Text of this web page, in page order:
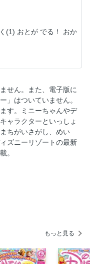
(1) おとが でる！ おか
みこうさく「ショッ
で あそぼう！
ルに おおさわぎ！
の女王』こおりの お
せん。また、電子版に
はついていません。
す。ミニーちゃんやデ
ャラクターといっしょ
ちがいさがし、めい
ズニーリゾートの最新
。
もっと見る